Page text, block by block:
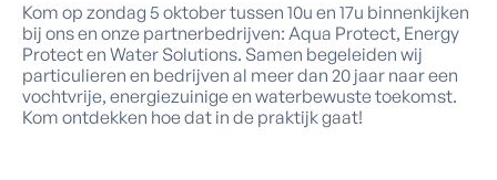
Kom op zondag 5 oktober tussen 10u en 17u binnenkijken
bij ons en onze partnerbedrijven: Aqua Protect, Energy
Protect en Water Solutions. Samen begeleiden wij
particulieren en bedrijven al meer dan 20 jaar naar een
vochtvrije, energiezuinige en waterbewuste toekomst.
Kom ontdekken hoe dat in de praktijk gaat!